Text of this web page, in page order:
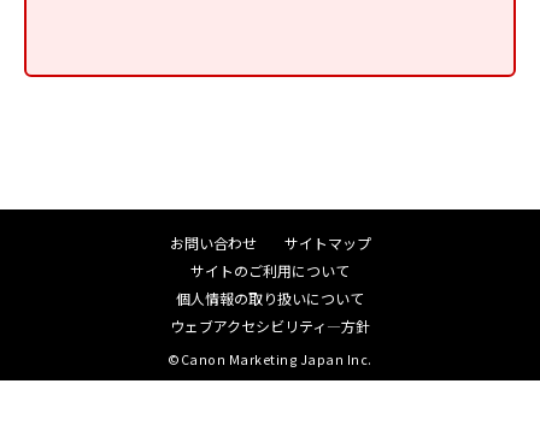
お問い合わせ
サイトマップ
サイトのご利用について
個人情報の取り扱いについて
ウェブアクセシビリティ―方針
©Canon Marketing Japan Inc.